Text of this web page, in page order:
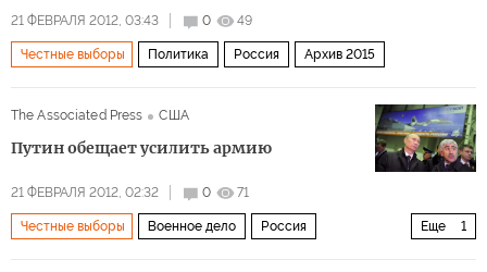
21 ФЕВРАЛЯ 2012, 03:43 0 49
Честные выборы Политика Россия Архив 2015
The Associated Press США
Путин обещает усилить армию
21 ФЕВРАЛЯ 2012, 02:32 0 71
Еще 1
Честные выборы Военное дело Россия